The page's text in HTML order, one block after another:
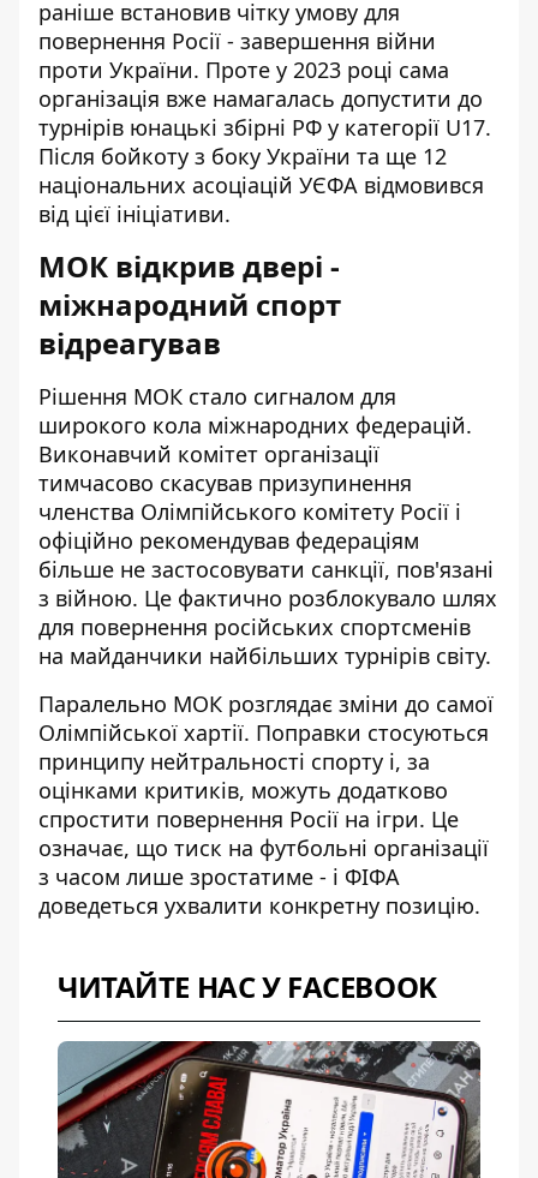
раніше встановив чітку умову для
повернення Росії - завершення війни
проти України. Проте у 2023 році сама
організація вже намагалась допустити до
турнірів юнацькі збірні РФ у категорії U17.
Після бойкоту з боку України та ще 12
національних асоціацій УЄФА відмовився
від цієї ініціативи.
МОК відкрив двері -
міжнародний спорт
відреагував
Рішення МОК стало сигналом для
широкого кола міжнародних федерацій.
Виконавчий комітет організації
тимчасово скасував призупинення
членства Олімпійського комітету Росії і
офіційно рекомендував федераціям
більше не застосовувати санкції, пов'язані
з війною. Це фактично розблокувало шлях
для повернення російських спортсменів
на майданчики найбільших турнірів світу.
Паралельно МОК розглядає зміни до самої
Олімпійської хартії. Поправки стосуються
принципу нейтральності спорту і, за
оцінками критиків, можуть додатково
спростити повернення Росії на ігри. Це
означає, що тиск на футбольні організації
з часом лише зростатиме - і ФІФА
доведеться ухвалити конкретну позицію.
ЧИТАЙТЕ НАС У FACEBOOK